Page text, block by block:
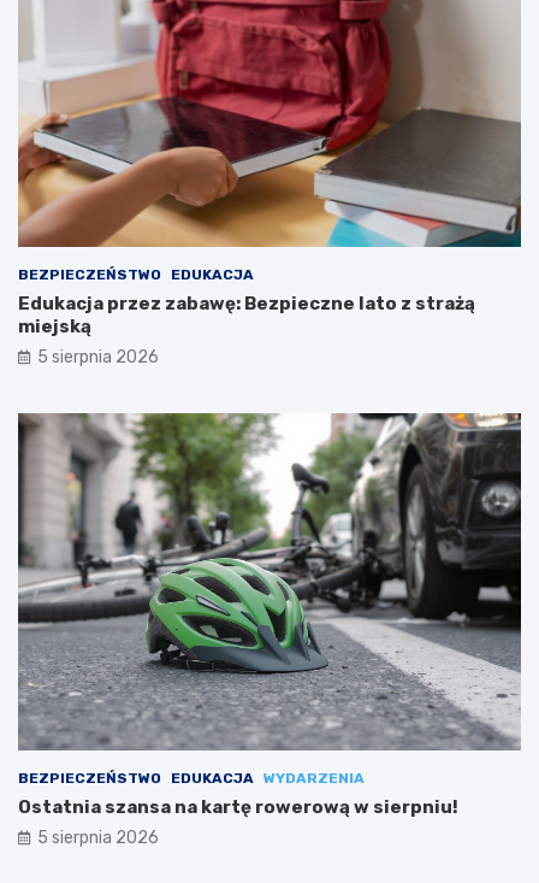
BEZPIECZEŃSTWO EDUKACJA
Edukacja przez zabawę: Bezpieczne lato z strażą
miejską
5 sierpnia 2026
BEZPIECZEŃSTWO EDUKACJA WYDARZENIA
Ostatnia szansa na kartę rowerową w sierpniu!
5 sierpnia 2026